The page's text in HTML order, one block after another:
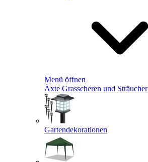
Menü öffnen
Äxte Grasscheren und Sträucher
Gartendekorationen